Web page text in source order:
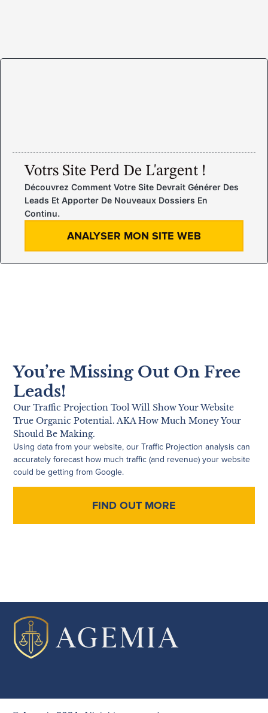
Votrs Site Perd De L'argent !
Découvrez Comment Votre Site Devrait Générer Des
Leads Et Apporter De Nouveaux Dossiers En
Continu.
ANALYSER MON SITE WEB
You’re Missing Out On Free
Leads!
Our Traffic Projection Tool Will Show Your Website
True Organic Potential. AKA How Much Money Your
Should Be Making.
Using data from your website, our Traffic Projection analysis can
accurately forecast how much traffic (and revenue) your website
could be getting from Google.
FIND OUT MORE